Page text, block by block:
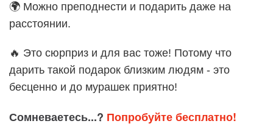
🌍 Можно преподнести и подарить даже на
расстоянии.
🔥 Это сюрприз и для вас тоже! Потому что
дарить такой подарок близким людям - это
бесценно и до мурашек приятно!
Сомневаетесь...? Попробуйте бесплатно!